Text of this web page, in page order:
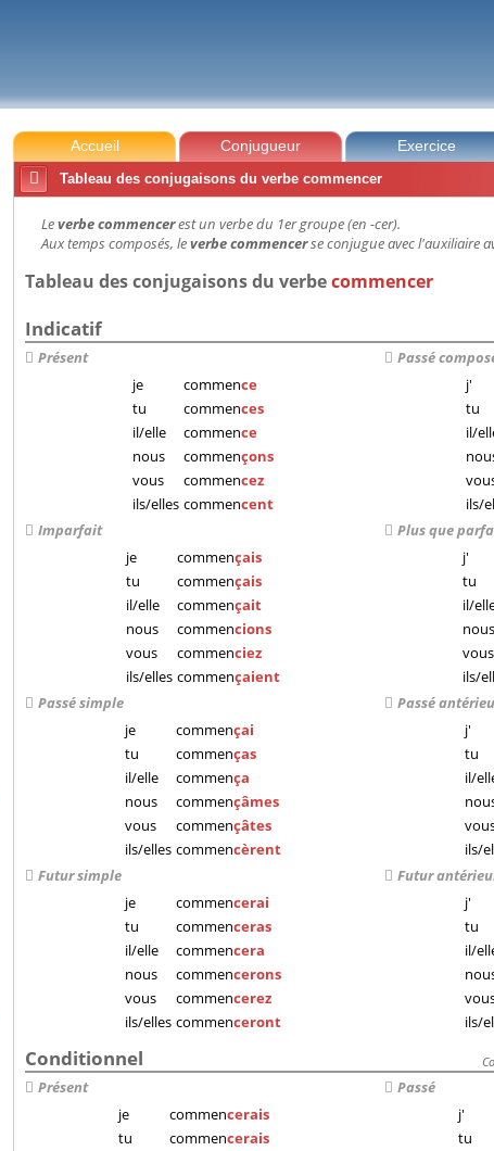
Accueil Conjugueur Exercice

Tableau des conjugaisons du verbe commencer
Leverbe commencerest un verbe du 1er groupe (en -cer).
Aux temps composés, leverbe commencerse conjugue avec l'auxiliaire
Tableau des conjugaisons du verbecommencer
Indicatif
Présent
je
commence
tu
commences
il/elle
commence
nous
commençons
vous
commencez
ils/elles commencent
Passé
j'
tu
il/
ils/
Imparfait
je
commençais
tu
commençais
il/elle
commençait
nous
commencions
vous
commenciez
ils/elles commençaient
Plus que
j'
tu
il/
nous
vous
ils/
Passé simple
je
commençai
tu
commenças
il/elle
commença
nous
commençâmes
vous
commençâtes
ils/elles commencèrent
Passé
j'
tu
il/
ils/
Futur simple
je
commencerai
tu
commenceras
il/elle
commencera
nous
commencerons
vous
commencerez
ils/elles commenceront
Futur
j'
tu
il/
ils/
Conditionnel
Présent
je
commencerais
tu
commencerais
Passé
j'
tu